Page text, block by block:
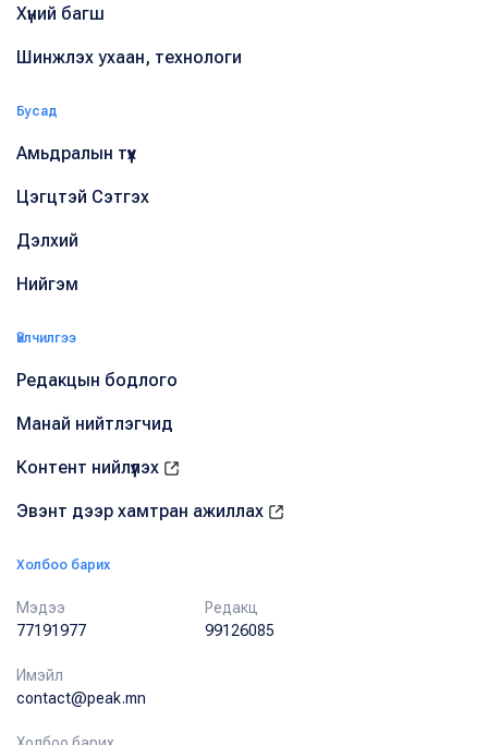
Хүний багш
Шинжлэх ухаан, технологи
Бусад
Амьдралын түүх
Цэгцтэй Сэтгэх
Дэлхий
Нийгэм
Үйлчилгээ
Редакцын бодлого
Манай нийтлэгчид
Контент нийлүүлэх
Эвэнт дээр хамтран ажиллах
Холбоо барих
Мэдээ
77191977
Редакц
99126085
Имэйл
contact@peak.mn